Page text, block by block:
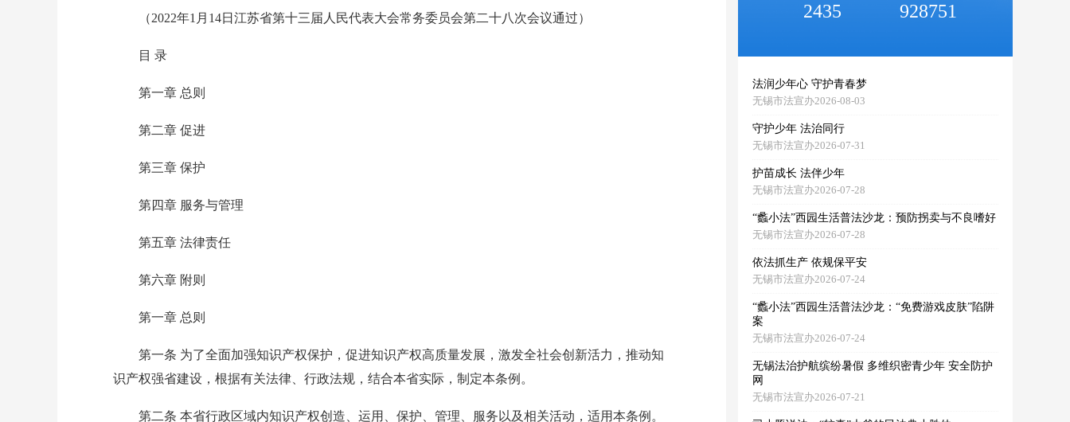
（2022年1月14日江苏省第十三届人民代表大会常务委员会第二十八次会议通过）
目 录
第一章 总则
第二章 促进
第三章 保护
第四章 服务与管理
第五章 法律责任
第六章 附则
第一章 总则
第一条 为了全面加强知识产权保护，促进知识产权高质量发展，激发全社会创新活力，推动知
识产权强省建设，根据有关法律、行政法规，结合本省实际，制定本条例。
第二条 本省行政区域内知识产权创造、运用、保护、管理、服务以及相关活动，适用本条例。
2435 928751
法润少年心 守护青春梦
无锡市法宣办2026-08-03
守护少年 法治同行
无锡市法宣办2026-07-31
护苗成长 法伴少年
无锡市法宣办2026-07-28
“蠡小法”西园生活普法沙龙：预防拐卖与不良嗜好
无锡市法宣办2026-07-28
依法抓生产 依规保平安
无锡市法宣办2026-07-24
“蠡小法”西园生活普法沙龙：“免费游戏皮肤”陷阱
案
无锡市法宣办2026-07-24
无锡法治护航缤纷暑假 多维织密青少年 安全防护
网
无锡市法宣办2026-07-21